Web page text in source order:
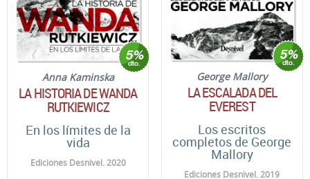
Anna Kaminska
LA HISTORIA DE WANDA
RUTKIEWICZ
En los límites de la
vida
Ediciones Desnivel. 2020
George Mallory
LA ESCALADA DEL
EVEREST
Los escritos
completos de George
Mallory
Ediciones Desnivel. 2019